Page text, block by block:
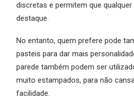
discretas e permitem que
destaque.
No entanto, quem prefere pode
pasteis para dar mais
parede também podem ser
muito estampados, para não
facilidade.